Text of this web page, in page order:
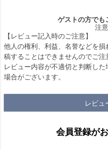
ゲストの方でも
注
【レビュー記入時のご注意】
他人の権利、利益、名誉などを
稿することはできませんのでご注
レビュー内容が不適切と判断し
場合がございます。
レビュ
会員登録が